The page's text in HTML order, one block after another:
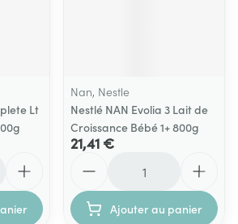
Lt
Nan, Nestle
Nestlé NAN Evolia 3 Lait de
Croissance Bébé 1+ 800g
21,41 €
Ajouter au panier